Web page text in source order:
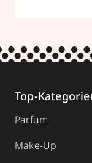
Top-
Parfum
Make-Up